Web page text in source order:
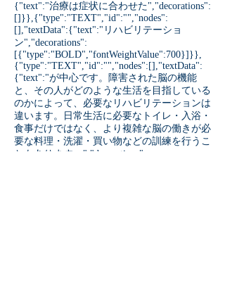
{"text":"治療は症状に合わせた","decorations":
[]}},{"type":"TEXT","id":"","nodes":
[],"textData":{"text":"リハビリテーショ
ン","decorations":
[{"type":"BOLD","fontWeightValue":700}]}},
{"type":"TEXT","id":"","nodes":[],"textData":
{"text":"が中心です。障害された脳の機能
と、その人がどのような生活を目指している
のかによって、必要なリハビリテーションは
違います。日常生活に必要なトイレ・入浴・
食事だけではなく、より複雑な脳の働きが必
要な料理・洗濯・買い物などの訓練を行うこ
ともあります。","decorations":